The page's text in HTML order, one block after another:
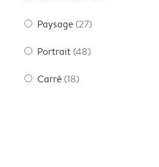
Paysage (27)
Portrait (48)
Carré (18)